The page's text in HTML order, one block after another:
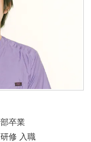
卒業
修 入職